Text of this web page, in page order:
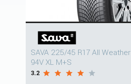
SAVA 225/45 R17 All Weather
94V XL M+S
3.2